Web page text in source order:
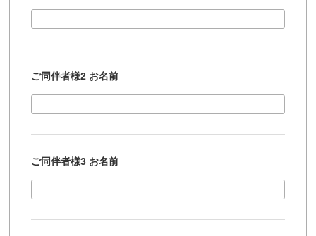
ご同伴者様2 お名前
ご同伴者様3 お名前